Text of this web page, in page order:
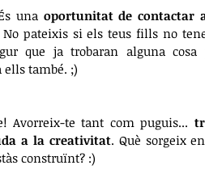
una oportunitat de contactar
No pateixis si els teus fills no
que ja trobaran alguna
també. ;)
Avorreix-te tant com puguis...
a la creativitat. Què sorgeix
construïnt? :)